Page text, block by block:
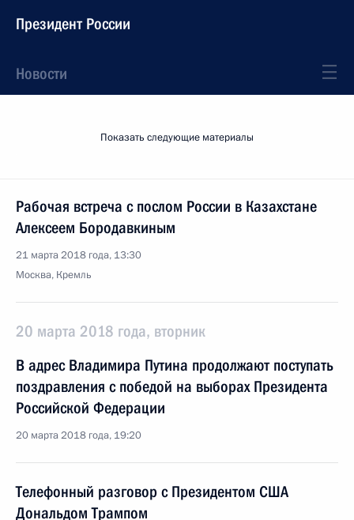
Президент России
Новости
Показать следующие материалы
Рабочая встреча с послом России в Казахстане
Алексеем Бородавкиным
21 марта 2018 года, 13:30
Москва, Кремль
20 марта 2018 года, вторник
В адрес Владимира Путина продолжают поступать
поздравления с победой на выборах Президента
Российской Федерации
20 марта 2018 года, 19:20
Телефонный разговор с Президентом США
Дональдом Трампом